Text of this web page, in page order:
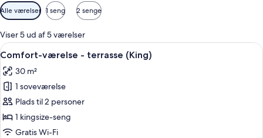
Tilgængelige
filtre
for
værelser
Alle værelser 1 seng 2 senge
Viser 5 ud af 5 værelser
Indlæs
alle
billeder
af
Comfort-
værelse
-
Et hotelværelse med en stor seng,
11
Comfort-værelse - terrasse (King)
30 m²
1 soveværelse
Plads til 2 personer
1 kingsize-seng
Gratis Wi-Fi